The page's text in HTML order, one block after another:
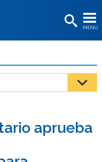
MENÚ
os
os
os
aprueba